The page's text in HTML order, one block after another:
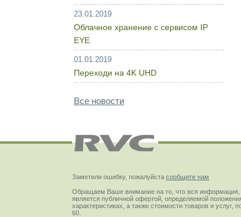
23.01.2019
Облачное хранение с сервисом IP
EYE
01.01.2019
Переходи на 4K UHD
Все новости
Заметили ошибку, пожалуйста сообщите нам
Обращаем Ваше внимание на то, что вся
является публичной офертой, определяемой
характеристиках, а также стоимости товаров и
60.